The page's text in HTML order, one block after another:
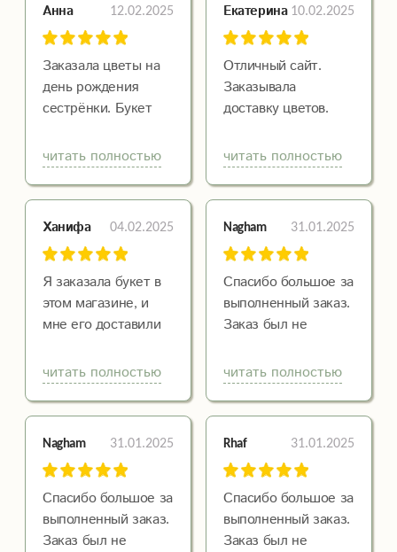
Цветочный!
И скидки радуют!
Спасибо Вам!!!
Анна 12.02.2025
Заказала цветы на
день рождения
сестрёнки. Букет
цветочки свежие и
простояли долго.
Доставили быстро,
было, я очень этому
рада. Скоро 8 марта
думаю, я закажу
маме еще букет. Эх,
дарил бы мне кто-
(. Спасибо большое
за приятные
читать полностью
Екатерина 10.02.2025
Отличный сайт.
Заказывала
доставку цветов.
красивый букет.
Цветы свежие,
композиция собрана
приемлемая.
Доставку сделали в
срок. Я и получатель
остались довольны
читать полностью
Ханифа 04.02.2025
Я заказала букет в
этом магазине, и
мне его доставили
свежими и
красивыми, подруга
была в восторге.
читать полностью
Nagham 31.01.2025
Спасибо большое за
выполненный заказ.
Заказ был не
стандартный, все
сделали как я себе
представляла, хоть
мелкие
подробности.
Девушка, с которой
я разговаривала,
очень вежливая и
читать полностью
Nagham 31.01.2025
Спасибо большое за
выполненный заказ.
Заказ был не
Rhaf 31.01.2025
Спасибо большое за
выполненный заказ.
Заказ был не